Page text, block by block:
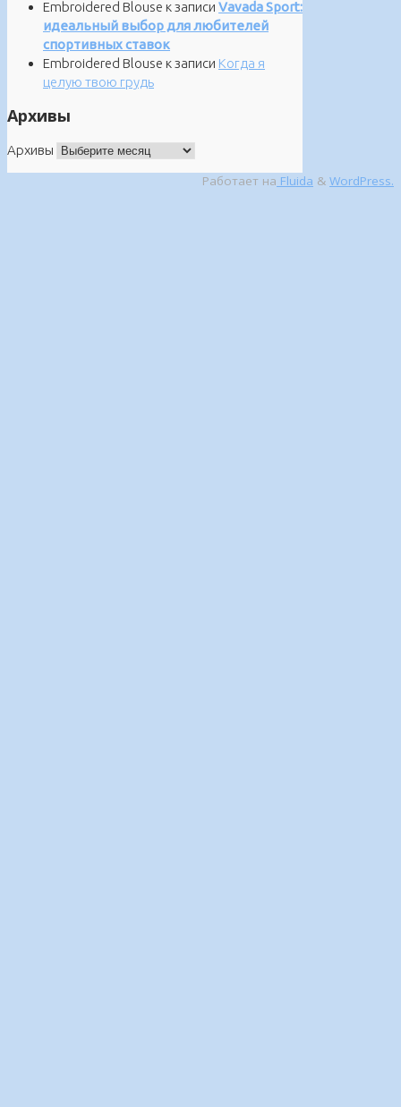
Embroidered Blouse к записи Vavada Sport:
идеальный выбор для любителей
спортивных ставок
Embroidered Blouse к записи Когда я
целую твою грудь
Архивы
Архивы
Работает на Fluida & WordPress.